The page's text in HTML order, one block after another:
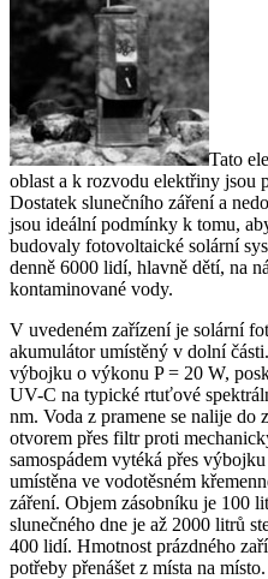
Tato
oblast a k rozvodu elektřiny jsou
Dostatek slunečního záření a
jsou ideální podmínky k tomu,
budovaly fotovoltaické solární
denně 6000 lidí, hlavně dětí, na
kontaminované vody.
V uvedeném zařízení je solární
akumulátor umístěný v dolní
výbojku o výkonu P= 20 W,
UV-C na typické rtuťové
nm. Voda z pramene se nalije do
otvorem přes filtr proti
samospádem vytéká přes
umístěna ve vodotěsném
záření. Objem zásobníku je 100
slunečného dne je až 2000 litrů
400 lidí. Hmotnost prázdného
potřeby přenášet z místa na místo.